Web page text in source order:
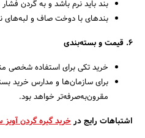
بند باید نرم باشد و به گردن فشار
بندهای با دوخت صاف و لبه‌های
۶. قیمت و بسته‌بندی
خرید تکی برای استفاده شخصی
مقرون‌به‌صرفه‌تر خواهد بود.
اشتباهات رایج درخرید گیره گردن